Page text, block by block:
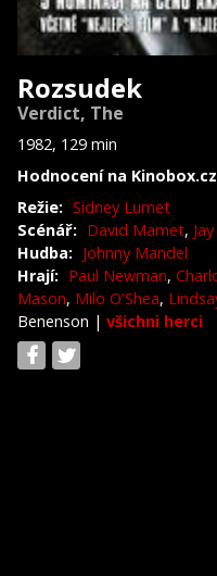
Rozsudek
Verdict, The
1982, 129 min
Hodnocení na
Režie: Sidney Lumet
Scénář: David Mamet,
Hudba: Johnny Mandel
Hrají: Paul Newman,
Mason, Milo O'Shea,
Benenson | všichni herci